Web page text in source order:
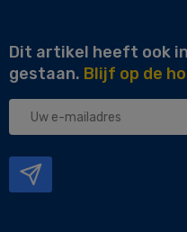
Dit artikel heeft ook
gestaan. Blijf op de
Uw